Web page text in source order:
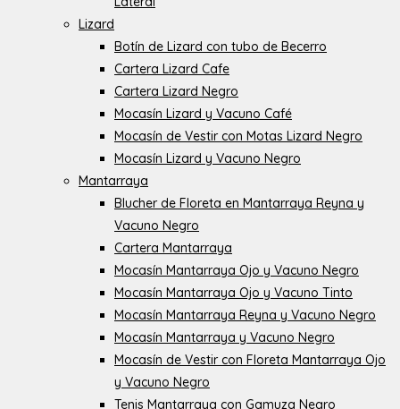
Lizard
Botín de Lizard con tubo de Becerro
Cartera Lizard Cafe
Cartera Lizard Negro
Mocasín Lizard y Vacuno Café
Mocasín de Vestir con Motas Lizard Negro
Mocasín Lizard y Vacuno Negro
Mantarraya
Blucher de Floreta en Mantarraya Reyna y
Vacuno Negro
Cartera Mantarraya
Mocasín Mantarraya Ojo y Vacuno Negro
Mocasín Mantarraya Ojo y Vacuno Tinto
Mocasín Mantarraya Reyna y Vacuno Negro
Mocasín Mantarraya y Vacuno Negro
Mocasín de Vestir con Floreta Mantarraya Ojo
y Vacuno Negro
Tenis Mantarraya con Gamuza Negro